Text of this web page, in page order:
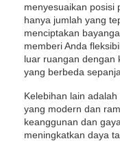
menyesuaikan posisi
hanya jumlah yang
menciptakan
memberi Anda
luar ruangan dengan
yang berbeda
Kelebihan lain
yang modern dan
keanggunan dan
meningkatkan daya